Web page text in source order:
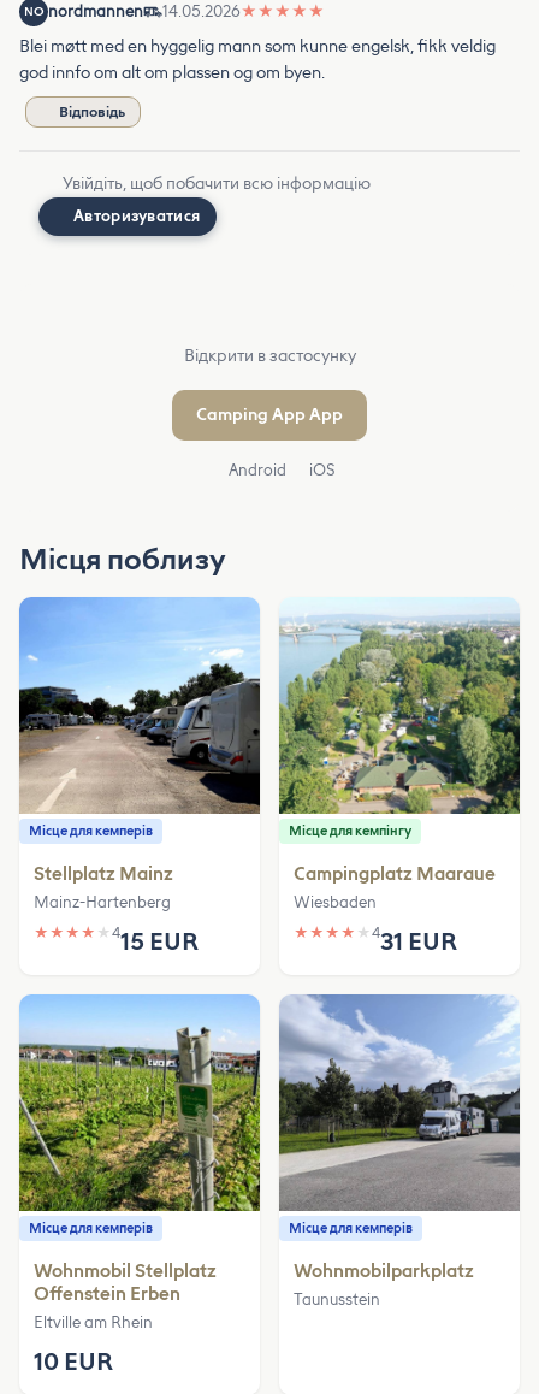
NO nordmannen 14.05.2026★ ★ ★ ★ ★
Blei møtt med en hyggelig mann som kunne engelsk, fikk veldig
god innfo om alt om plassen og om byen.
Відповідь
Увійдіть, щоб побачити всю інформацію
Авторизуватися
Відкрити в застосунку
Camping App App
Android iOS
Місця поблизу
Місце для кемперів
Stellplatz Mainz
Mainz-Hartenberg
★ ★ ★ ★ ★ 415 EUR
Місце для кемпінгу
Campingplatz Maaraue
Wiesbaden
★ ★ ★ ★ ★ 431 EUR
Місце для кемперів
Wohnmobil Stellplatz
Offenstein Erben
Eltville am Rhein
10 EUR
Місце для кемперів
Wohnmobilparkplatz
Taunusstein